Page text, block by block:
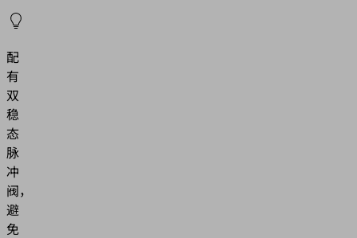
配
有
双
稳
态
脉
冲
阀，
避
免